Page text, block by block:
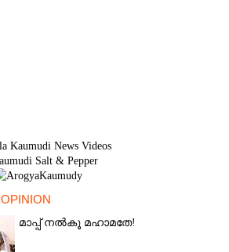
OPINION
മാപ്പ് നൽകൂ മഹാമതേ!